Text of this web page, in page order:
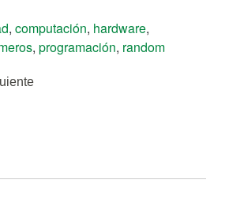
, computación, hardware,
, programación, random